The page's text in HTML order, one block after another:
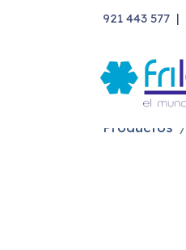
921 443 577 |
Productos